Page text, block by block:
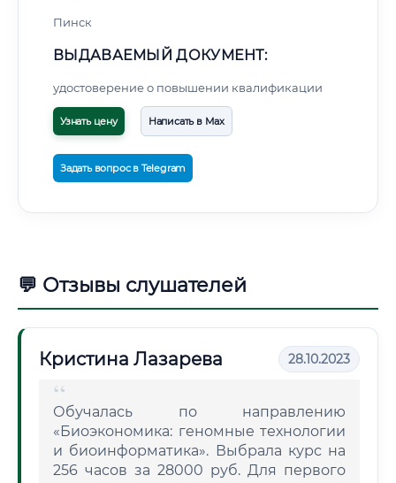
Пинск
ВЫДАВАЕМЫЙ ДОКУМЕНТ:
удостоверение о повышении квалификации
Узнать цену Написать в Max
Задать вопрос в Telegram
💬 Отзывы слушателей
Кристина Лазарева 28.10.2023
Обучалась по направлению
«Биоэкономика: геномные технологии
и биоинформатика». Выбрала курс на
256 часов за 28000 руб. Для первого